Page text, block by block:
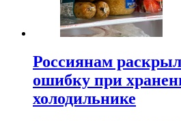
Россиянам
ошибку при
холодильнике